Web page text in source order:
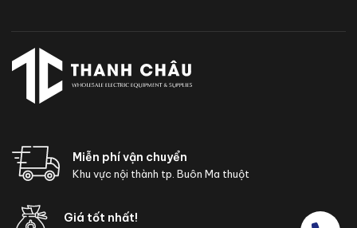
Miễn phí vận chuyển
Khu vực nội thành tp. Buôn Ma thuột
Giá tốt nhất!